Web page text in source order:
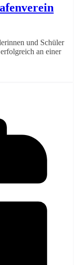
und Schüler
an einer